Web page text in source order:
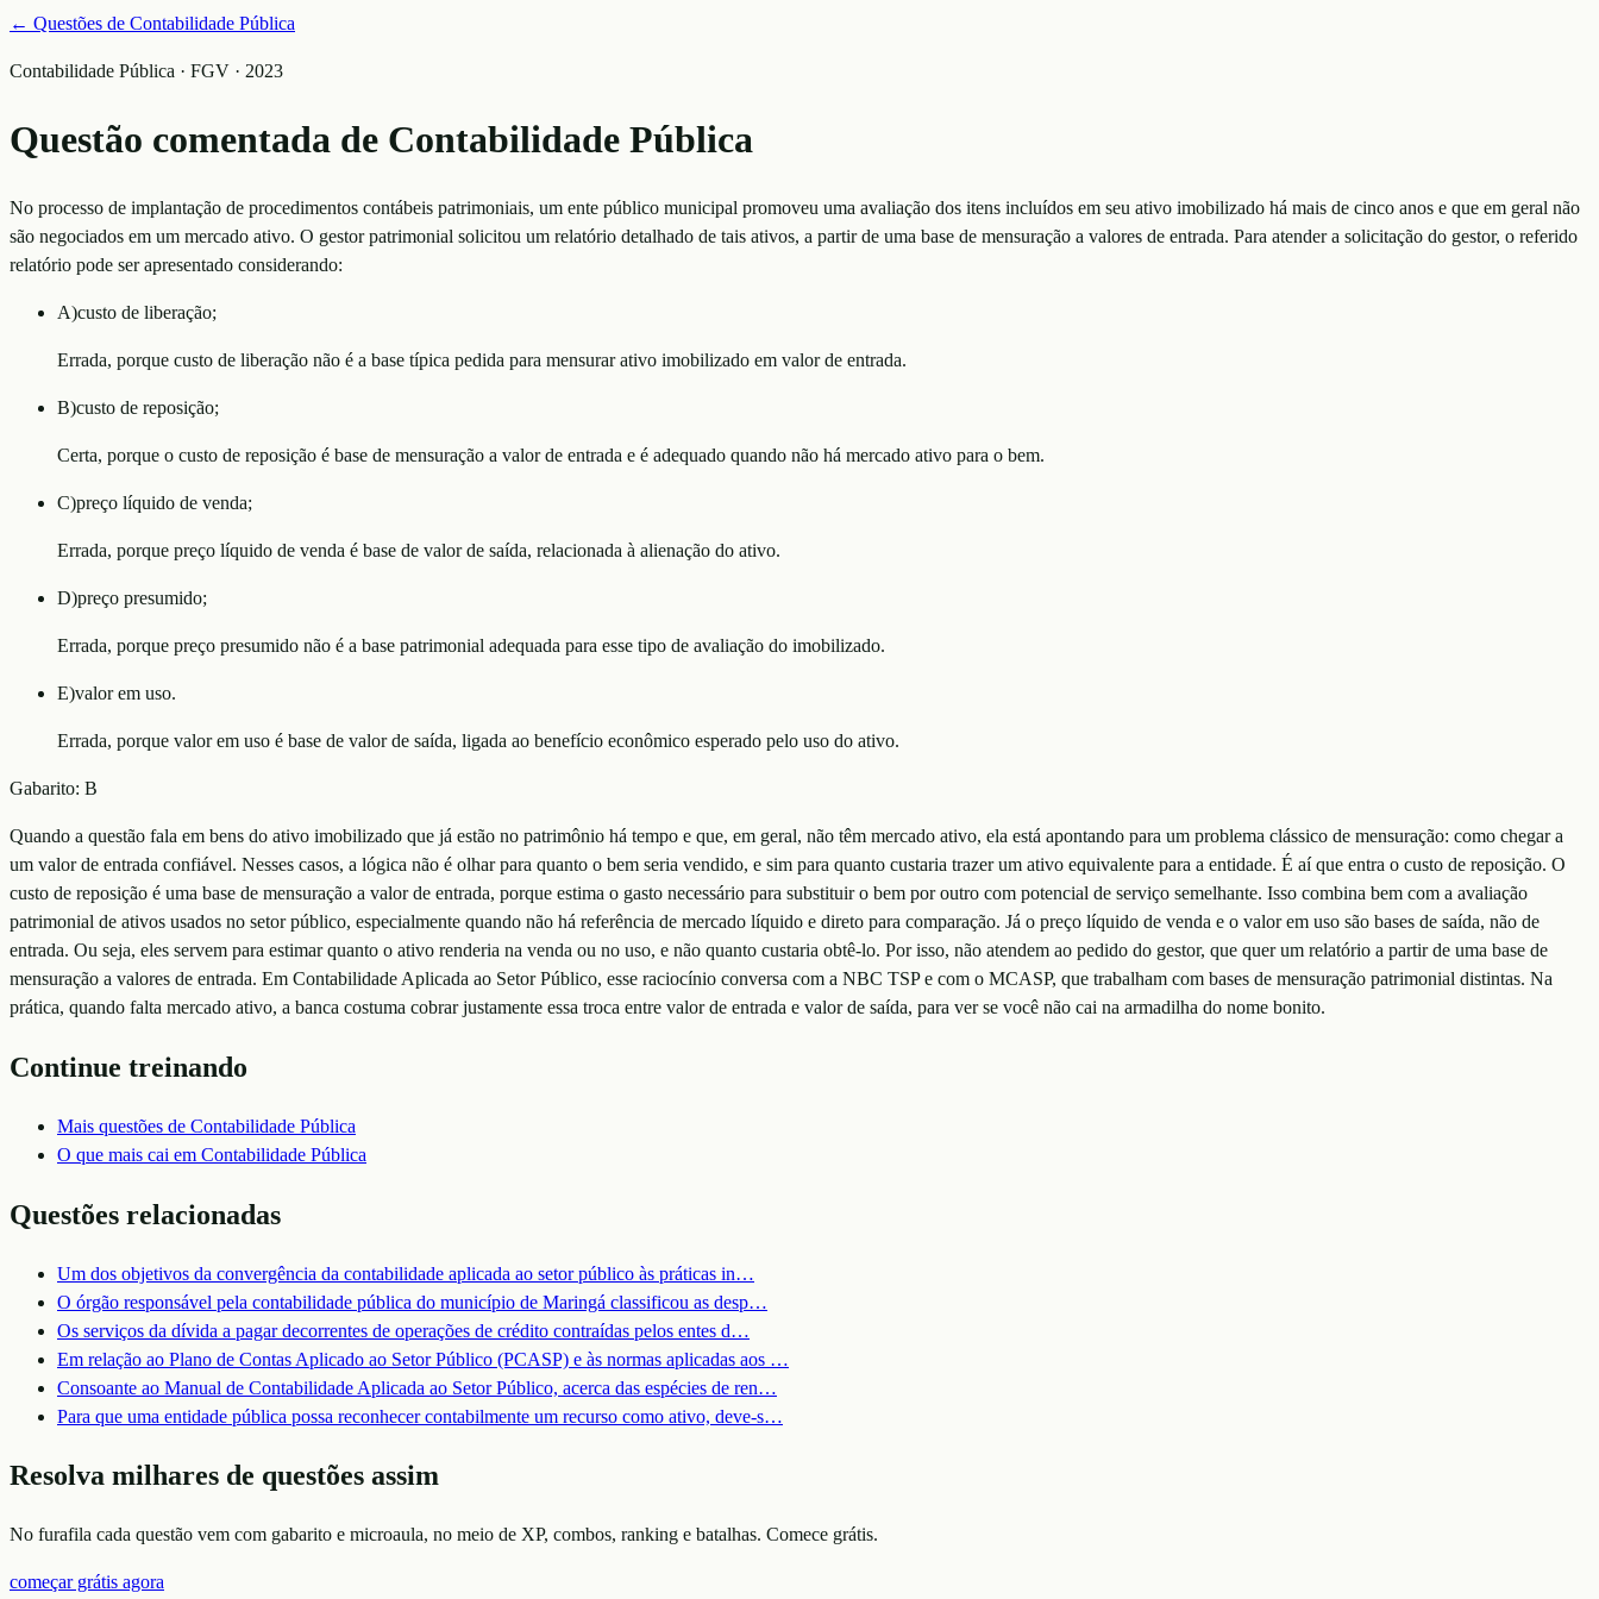
← Questões de Contabilidade Pública
Contabilidade Pública · FGV · 2023
Questão comentada de Contabilidade Pública
No processo de implantação de procedimentos contábeis patrimoniais, um ente público municipal promoveu uma avaliação dos itens incluídos em seu ativo imobilizado há mais de cinco anos e que em geral não
são negociados em um mercado ativo. O gestor patrimonial solicitou um relatório detalhado de tais ativos, a partir de uma base de mensuração a valores de entrada. Para atender a solicitação do gestor, o referido
relatório pode ser apresentado considerando:
A)custo de liberação;
Errada, porque custo de liberação não é a base típica pedida para mensurar ativo imobilizado em valor de entrada.
B)custo de reposição;
Certa, porque o custo de reposição é base de mensuração a valor de entrada e é adequado quando não há mercado ativo para o bem.
C)preço líquido de venda;
Errada, porque preço líquido de venda é base de valor de saída, relacionada à alienação do ativo.
D)preço presumido;
Errada, porque preço presumido não é a base patrimonial adequada para esse tipo de avaliação do imobilizado.
E)valor em uso.
Errada, porque valor em uso é base de valor de saída, ligada ao benefício econômico esperado pelo uso do ativo.
Gabarito: B
Quando a questão fala em bens do ativo imobilizado que já estão no patrimônio há tempo e que, em geral, não têm mercado ativo, ela está apontando para um problema clássico de mensuração: como chegar a
um valor de entrada confiável. Nesses casos, a lógica não é olhar para quanto o bem seria vendido, e sim para quanto custaria trazer um ativo equivalente para a entidade. É aí que entra o custo de reposição. O
custo de reposição é uma base de mensuração a valor de entrada, porque estima o gasto necessário para substituir o bem por outro com potencial de serviço semelhante. Isso combina bem com a avaliação
patrimonial de ativos usados no setor público, especialmente quando não há referência de mercado líquido e direto para comparação. Já o preço líquido de venda e o valor em uso são bases de saída, não de
entrada. Ou seja, eles servem para estimar quanto o ativo renderia na venda ou no uso, e não quanto custaria obtê-lo. Por isso, não atendem ao pedido do gestor, que quer um relatório a partir de uma base de
mensuração a valores de entrada. Em Contabilidade Aplicada ao Setor Público, esse raciocínio conversa com a NBC TSP e com o MCASP, que trabalham com bases de mensuração patrimonial distintas. Na
prática, quando falta mercado ativo, a banca costuma cobrar justamente essa troca entre valor de entrada e valor de saída, para ver se você não cai na armadilha do nome bonito.
Continue treinando
Mais questões de Contabilidade Pública
O que mais cai em Contabilidade Pública
Questões relacionadas
Um dos objetivos da convergência da contabilidade aplicada ao setor público às práticas in…
O órgão responsável pela contabilidade pública do município de Maringá classificou as desp…
Os serviços da dívida a pagar decorrentes de operações de crédito contraídas pelos entes d…
Em relação ao Plano de Contas Aplicado ao Setor Público (PCASP) e às normas aplicadas aos …
Consoante ao Manual de Contabilidade Aplicada ao Setor Público, acerca das espécies de ren…
Para que uma entidade pública possa reconhecer contabilmente um recurso como ativo, deve-s…
Resolva milhares de questões assim
No furafila cada questão vem com gabarito e microaula, no meio de XP, combos, ranking e batalhas. Comece grátis.
começar grátis agora